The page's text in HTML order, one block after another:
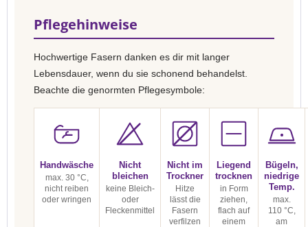
Pflegehinweise
Hochwertige Fasern danken es dir mit langer
Lebensdauer, wenn du sie schonend behandelst.
Beachte die genormten Pflegesymbole:
Handwäsche
max. 30 °C,
nicht reiben
oder wringen
Nicht
bleichen
keine Bleich-
oder
Fleckenmittel
Nicht im
Trockner
Hitze
lässt die
Fasern
verfilzen
Liegend
trocknen
in Form
ziehen,
flach auf
einem
Bügeln,
niedrige
Temp.
max.
110 °C,
am